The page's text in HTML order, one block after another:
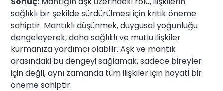
sağlıklı bir şekilde sürdürülmesi için kritik öneme
sahiptir. Mantıklı düşünmek, duygusal yoğunluğu
dengeleyerek, daha sağlıklı ve mutlu ilişkiler
kurmanıza yardımcı olabilir. Aşk ve mantık
arasındaki bu dengeyi sağlamak, sadece bireyler
için değil, aynı zamanda tüm ilişkiler için hayati bir
öneme sahiptir.